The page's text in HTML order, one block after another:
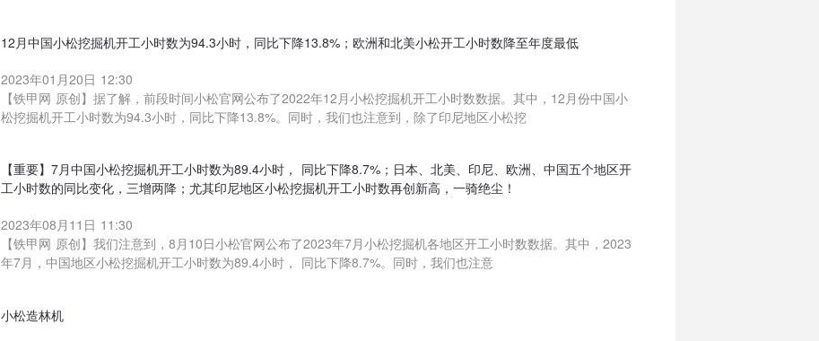
12月中国小松挖掘机开工小时数为94.3小时，同比下降13.8%；欧洲和北美小松开工小时数降至年度最低
2023年01月20日 12:30
【铁甲网 原创】据了解，前段时间小松官网公布了2022年12月小松挖掘机开工小时数数据。其中，12月份中国小
松挖掘机开工小时数为94.3小时，同比下降13.8%。同时，我们也注意到，除了印尼地区小松挖
【重要】7月中国小松挖掘机开工小时数为89.4小时， 同比下降8.7%；日本、北美、印尼、欧洲、中国五个地区开
工小时数的同比变化，三增两降；尤其印尼地区小松挖掘机开工小时数再创新高，一骑绝尘！
2023年08月11日 11:30
【铁甲网 原创】我们注意到，8月10日小松官网公布了2023年7月小松挖掘机各地区开工小时数数据。其中，2023
年7月，中国地区小松挖掘机开工小时数为89.4小时， 同比下降8.7%。同时，我们也注意
小松造林机